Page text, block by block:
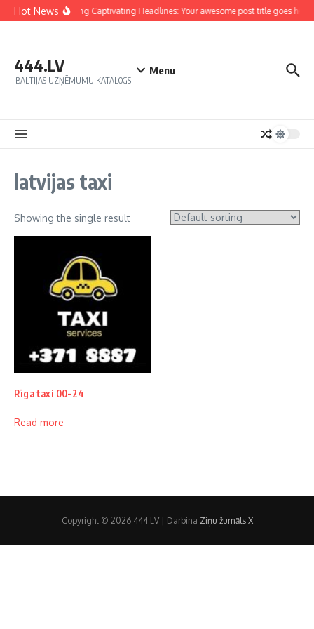
Hot NewsCrafting Captivating Headlines: Your awesome post title goes here
444.LV
BALTIJAS UZŅĒMUMU KATALOGS
Menu
latvijas taxi
Showing the single result
Rīga taxi 00-24
Read more
Copyright © 2026 444.LV | Darbina Ziņu žurnāls X